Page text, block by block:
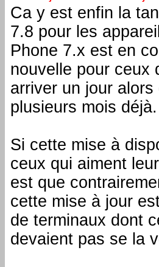
Ca y est enfin la
7.8 pour les
Phone 7.x est en
nouvelle pour ceux
arriver un jour
plusieurs mois déjà.
Si cette mise à
ceux qui aiment
est que
cette mise à jour
de terminaux dont
devaient pas se la